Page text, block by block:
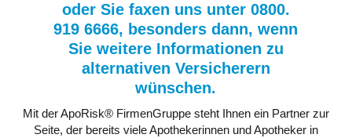
oder Sie faxen uns unter 0800.
919 6666, besonders dann, wenn
Sie weitere Informationen zu
alternativen Versicherern
wünschen.
Mit der ApoRisk® FirmenGruppe steht Ihnen ein Partner zur
Seite, der bereits viele Apothekerinnen und Apotheker in